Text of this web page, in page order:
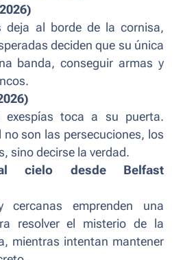
deja al borde de la cornisa,
deciden que su única
banda, conseguir armas y
exespías toca a su puerta.
son las persecuciones, los
sino decirse la verdad.
cielo desde Belfast
cercanas emprenden una
resolver el misterio de la
mientras intentan mantener